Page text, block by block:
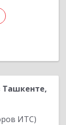
Ташкенте,
ИТС)